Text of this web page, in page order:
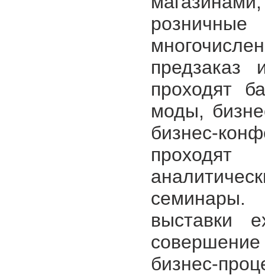
предзаказ
проходят
моды,
бизнес-
выставки
бизнес-